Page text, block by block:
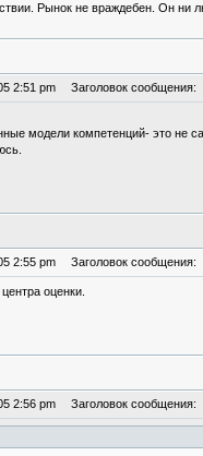
Рынок не враждебен. Он ни
2:51 pm Заголовок сообщения:
модели компетенций- это не
2:55 pm Заголовок сообщения:
оценки.
2:56 pm Заголовок сообщения: